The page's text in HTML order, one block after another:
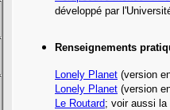
développé par
Renseignements
Lonely Planet (version
Lonely Planet (version
Le Routard; voir aussi